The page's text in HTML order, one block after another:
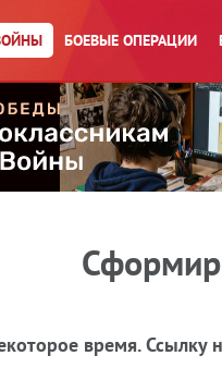
БОЕВЫЕ ОПЕРАЦИИ
время.